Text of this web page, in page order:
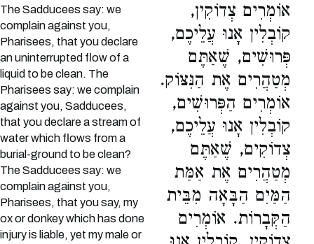
The Sadducees say: we
complain against you,
Pharisees, that you declare
an uninterrupted flow of a
liquid to be clean. The
Pharisees say: we complain
against you, Sadducees,
that you declare a stream of
water which flows from a
burial-ground to be clean?
The Sadducees say: we
complain against you,
Pharisees, that you say, my
ox or donkey which has done
injury is liable, yet my male or
אוֹמְרִים צְדוֹקִין,
קוֹבְלִין אָנוּ עֲלֵיכֶם,
פְּרוּשִׁים, שֶׁאַתֶּם
מְטַהֲרִים אֶת הַנִּצּוֹק.
אוֹמְרִים הַפְּרוּשִׁים,
קוֹבְלִין אָנוּ עֲלֵיכֶם,
צְדוֹקִים, שֶׁאַתֶּם
מְטַהֲרִים אֶת אַמַּת
הַמַּיִם הַבָּאָה מִבֵּית
הַקְּבָרוֹת. אוֹמְרִים